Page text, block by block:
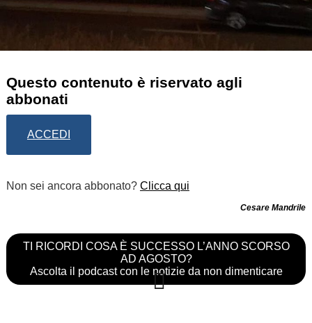
Questo contenuto è riservato agli
abbonati
ACCEDI
Non sei ancora abbonato? Clicca qui
Cesare Mandrile
TI RICORDI COSA È SUCCESSO L’ANNO SCORSO
AD AGOSTO?
Ascolta il podcast con le notizie da non dimenticare